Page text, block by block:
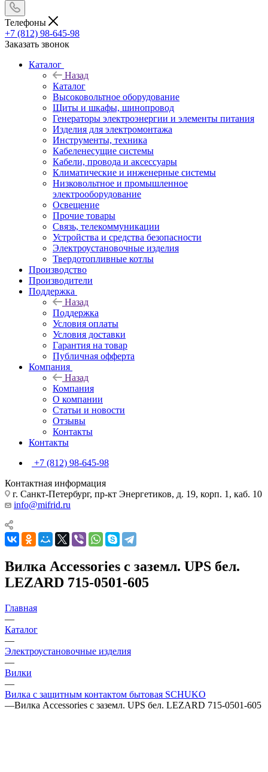
Телефоны
+7 (812) 98-645-98
Заказать звонок
Каталог
Назад
Каталог
Высоковольтное оборудование
Щиты и шкафы, шинопровод
Генераторы электроэнергии и элементы питания
Изделия для электромонтажа
Инструменты, техника
Кабеленесущие системы
Кабели, провода и аксессуары
Климатические и инженерные системы
Низковольтное и промышленное
электрооборудование
Освещение
Прочие товары
Связь, телекоммуникации
Устройства и средства безопасности
Электроустановочные изделия
Твердотопливные котлы
Производство
Производители
Поддержка
Назад
Поддержка
Условия оплаты
Условия доставки
Гарантия на товар
Публичная офферта
Компания
Назад
Компания
О компании
Статьи и новости
Отзывы
Контакты
Контакты
+7 (812) 98-645-98
Контактная информация
г. Санкт-Петербург, пр-кт Энергетиков, д. 19, корп. 1, каб. 10
info@mifrid.ru
Вилка Accessories с заземл. UPS бел.
LEZARD 715-0501-605
Главная
—
Каталог
—
Электроустановочные изделия
—
Вилки
—
Вилка с защитным контактом бытовая SCHUKO
—Вилка Accessories с заземл. UPS бел. LEZARD 715-0501-605